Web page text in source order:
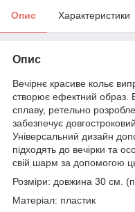
Опис Характеристики
Опис
Вечірнє красиве кольє
створює ефектний образ.
сплаву, ретельно
забезпечує
Універсальний дизайн
підходять до вечірки та
свій шарм за допомогою
Розміри: довжина 30 см.
Матеріал: пластик